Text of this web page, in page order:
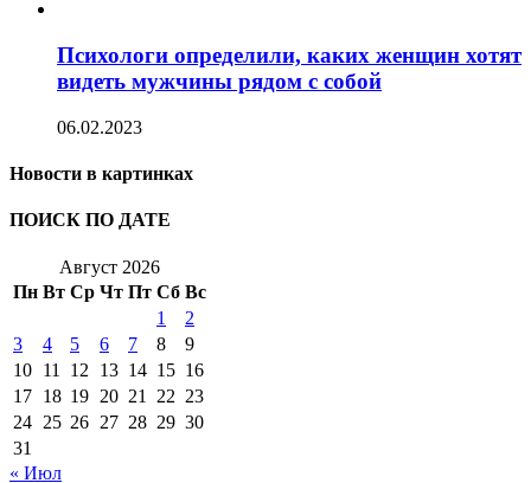
Психологи определили, каких женщин хотят
видеть мужчины рядом с собой
06.02.2023
Новости в картинках
ПОИСК ПО ДАТЕ
Август 2026
Пн Вт Ср Чт Пт Сб Вс
1
2
3
4 5 6 7 8
9
10 11 12 13 14 15 16
17 18 19 20 21 22 23
24 25 26 27 28 29 30
31
« Июл